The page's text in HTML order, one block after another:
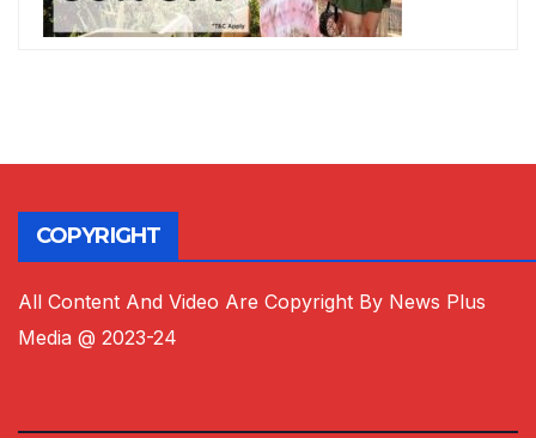
COPYRIGHT
All Content And Video Are Copyright By News Plus
Media @ 2023-24